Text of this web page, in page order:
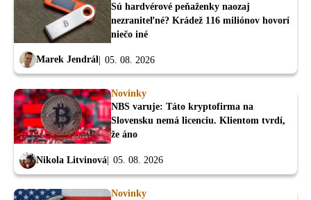
Sú hardvérové peňaženky naozaj
nezraniteľné? Krádež 116 miliónov hovorí
niečo iné
Marek Jendrál 05. 08. 2026
Novinky
NBS varuje: Táto kryptofirma na
Slovensku nemá licenciu. Klientom tvrdí,
že áno
Nikola Litvinová 05. 08. 2026
Novinky